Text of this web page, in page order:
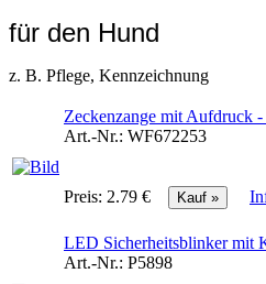
für den Hund
z. B. Pflege, Kennzeichnung
Zeckenzange mit
Art.-Nr.: WF672253
Preis: 2.79 €
LED Sicherheitsblinker mit
Art.-Nr.: P5898